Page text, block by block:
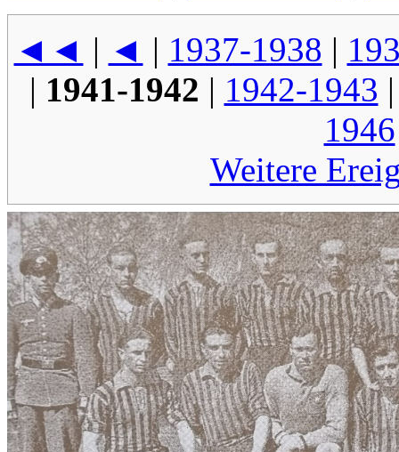
◄◄ | ◄ | 1937-1938 |
| 1941-1942 | 1942-1943
1946
Weitere